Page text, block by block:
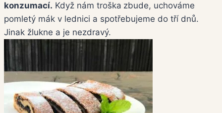
konzumací. Když nám troška zbude, uchováme
pomletý mák v lednici a spotřebujeme do tří dnů.
Jinak žlukne a je nezdravý.